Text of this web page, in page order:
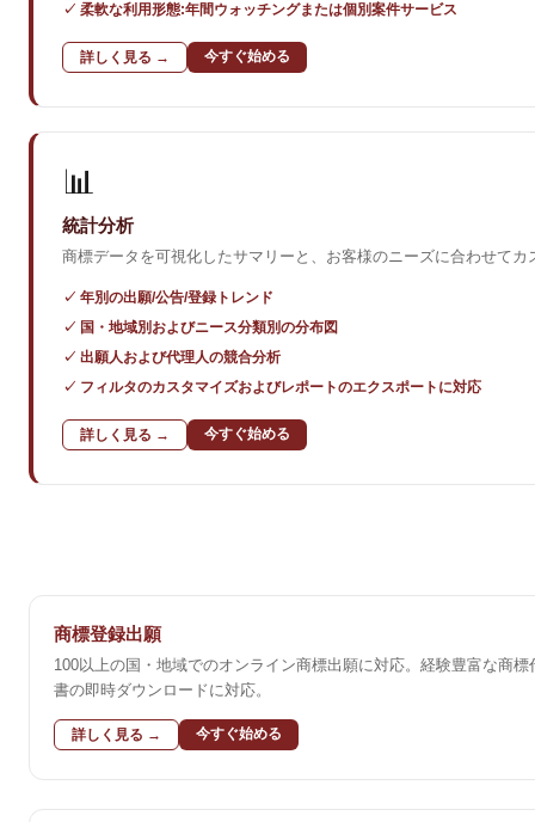
✓ 柔軟な利用形態:年間ウォッチングまたは個別案件サービス
詳しく見る → 今すぐ始める
📊
統計分析
商標データを可視化したサマリーと、お客様のニーズに合わせて
✓ 年別の出願/公告/登録トレンド
✓ 国・地域別およびニース分類別の分布図
✓ 出願人および代理人の競合分析
✓ フィルタのカスタマイズおよびレポートのエクスポートに対応
詳しく見る → 今すぐ始める
商標登録出願
100以上の国・地域でのオンライン商標出願に対応。経験豊富な商
書の即時ダウンロードに対応。
詳しく見る → 今すぐ始める